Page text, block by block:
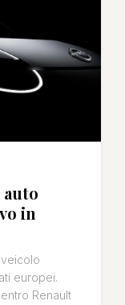
auto
in
europei.
Renault